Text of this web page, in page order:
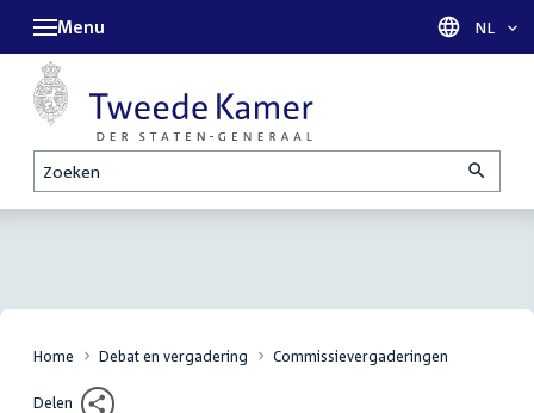
Zoeken
Menu Taal
NL
Home Debat en vergadering Commissievergaderingen
Delen